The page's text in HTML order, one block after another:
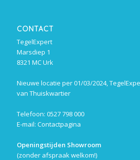
CONTACT
TegelExpert
Marsdiep 1
8321 MC Urk
Nieuwe locatie per 01/03/2024,
van Thuiskwartier
Telefoon: 0527 798 000
E-mail: Contactpagina
Openingstijden Showroom
(zonder afspraak welkom!)